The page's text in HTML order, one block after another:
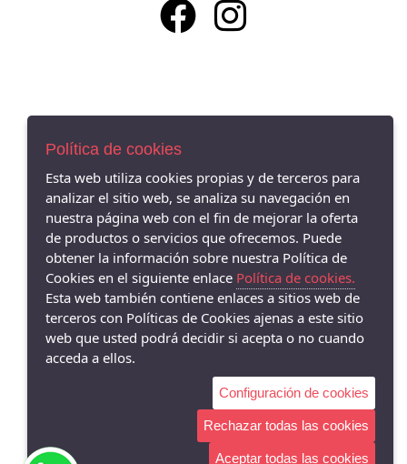
Política de cookies
Esta web utiliza cookies propias y de terceros para
analizar el sitio web, se analiza su navegación en
nuestra página web con el fin de mejorar la oferta
de productos o servicios que ofrecemos. Puede
obtener la información sobre nuestra Política de
Cookies en el siguiente enlace Política de cookies.
Esta web también contiene enlaces a sitios web de
terceros con Políticas de Cookies ajenas a este sitio
web que usted podrá decidir si acepta o no cuando
acceda a ellos.
Configuración de cookies
Rechazar todas las cookies
Aceptar todas las cookies